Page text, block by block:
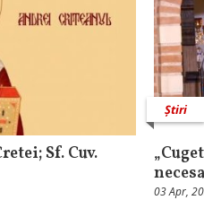
Sf. Cuv.
Știri
03 Apr,